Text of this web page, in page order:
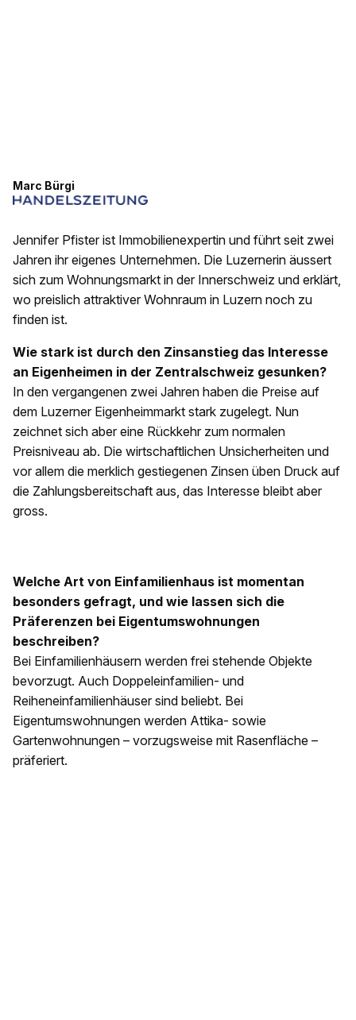
Marc Bürgi
Jennifer Pfister ist Immobilienexpertin und führt seit zwei
Jahren ihr eigenes Unternehmen. Die Luzernerin äussert
sich zum Wohnungsmarkt in der Innerschweiz und erklärt,
wo preislich attraktiver Wohnraum in Luzern noch zu
finden ist.
Wie stark ist durch den Zinsanstieg das Interesse
an Eigenheimen in der Zentralschweiz gesunken?
In den vergangenen zwei Jahren haben die Preise auf
dem Luzerner Eigenheimmarkt stark zugelegt. Nun
zeichnet sich aber eine Rückkehr zum normalen
Preisniveau ab. Die wirtschaftlichen Unsicherheiten und
vor allem die merklich gestiegenen Zinsen üben Druck auf
die Zahlungsbereitschaft aus, das Interesse bleibt aber
gross.
Welche Art von Einfamilienhaus ist momentan
besonders gefragt, und wie lassen sich die
Präferenzen bei Eigentumswohnungen
beschreiben?
Bei Einfamilienhäusern werden frei stehende Objekte
bevorzugt. Auch Doppeleinfamilien- und
Reiheneinfamilienhäuser sind beliebt. Bei
Eigentumswohnungen werden Attika- sowie
Gartenwohnungen – vorzugsweise mit Rasenfläche –
präferiert.